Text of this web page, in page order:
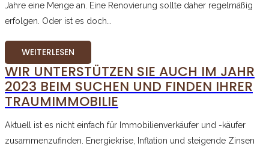
Jahre eine Menge an. Eine Renovierung sollte daher regelmäßig
erfolgen. Oder ist es doch…
WEITERLESEN
WIR UNTERSTÜTZEN SIE AUCH IM JAHR
2023 BEIM SUCHEN UND FINDEN IHRER
TRAUMIMMOBILIE
Aktuell ist es nicht einfach für Immobilienverkäufer und -käufer
zusammenzufinden. Energiekrise, Inflation und steigende Zinsen